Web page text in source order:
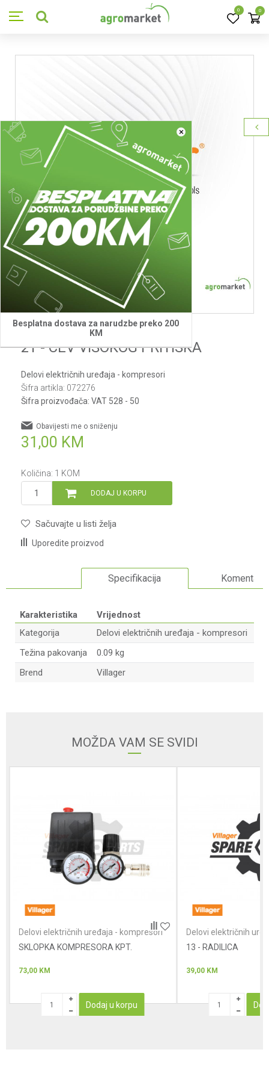
0 0
×
Besplatna dostava za narudzbe preko 200
KM
Villager
21 - CEV VISOKOG PRITISKA
Delovi električnih uređaja - kompresori
Šifra artikla: 072276
Šifra proizvođača: VAT 528 - 50
31,00 KM
Obavijesti me o sniženju
Količina: 1 KOM
DODAJ U KORPU
Sačuvajte u listi želja
Uporedite proizvod
Specifikacija Komentari
Karakteristika
Vrijednost
Kategorija
Delovi električnih uređaja - kompresori
Težina pakovanja
0.09 kg
Brend
Villager
POŠALJI
MOŽDA VAM SE SVIDI
Delovi električnih uređaja - kompresori
SKLOPKA KOMPRESORA KPT.
73,00 KM
Dodaj u korpu
Delovi električnih
13 - RADILICA
39,00 KM